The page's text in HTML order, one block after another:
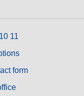
11
form